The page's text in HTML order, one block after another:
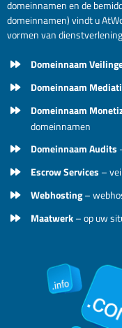
domeinnamen en de
domeinnamen) vindt u
vormen van
Domeinnaam
Domeinnaam
Domeinnaam
domeinnamen
Domeinnaam Audits
Escrow Services –
Webhosting–
Maatwerk– op uw